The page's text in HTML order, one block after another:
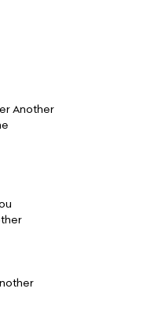
Another